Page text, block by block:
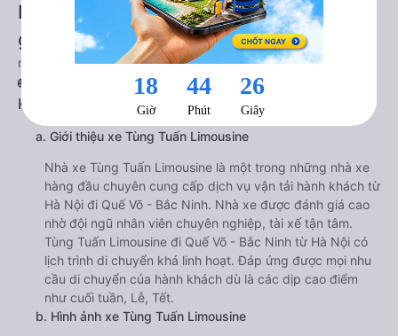
Ninh từ Hà Nội chất lượng cao, uy tín,
giá rẻ nhất 08/2026
null
🚌 1. Xe Tùng Tuấn Limousine khởi hành tại 63 Trần
Khát Trân
a. Giới thiệu xe Tùng Tuấn Limousine
Nhà xe Tùng Tuấn Limousine là một trong những nhà xe
hàng đầu chuyên cung cấp dịch vụ vận tải hành khách từ
Hà Nội đi Quế Võ - Bắc Ninh. Nhà xe được đánh giá cao
nhờ đội ngũ nhân viên chuyên nghiệp, tài xế tận tâm.
Tùng Tuấn Limousine đi Quế Võ - Bắc Ninh từ Hà Nội có
lịch trình di chuyển khá linh hoạt. Đáp ứng được mọi nhu
cầu di chuyển của hành khách dù là các dịp cao điểm
như cuối tuần, Lễ, Tết.
b. Hình ảnh xe Tùng Tuấn Limousine